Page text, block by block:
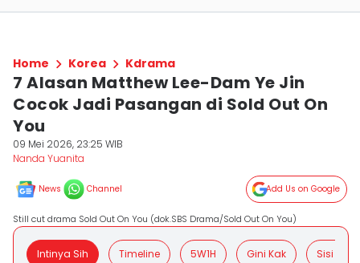
Home Korea Kdrama
7 Alasan Matthew Lee-Dam Ye Jin
Cocok Jadi Pasangan di Sold Out On
You
09 Mei 2026, 23:25 WIB
Nanda Yuanita
News Channel Add Us on Google
Still cut drama Sold Out On You (dok.SBS Drama/Sold Out On You)
Intinya Sih Timeline 5W1H Gini Kak Sisi